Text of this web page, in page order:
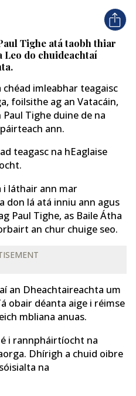
Tighe atá taobh thiar
Leo do chuideachtaí
chéad imleabhar teagaisc
foilsithe ag an Vatacáin,
Tighe duine de na
ann.
teagasc na hEaglaise
láthair ann mar
don lá atá inniu ann agus
Paul Tighe, as Baile Átha
an chur chuige seo.
an Dheachtaireachta um
obair déanta aige i réimse
mbliana anuas.
i rannpháirtíocht na
Dhírigh a chuid oibre
na